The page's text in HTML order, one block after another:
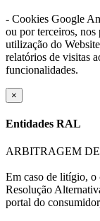
- Cookies Google
ou por terceiros, nos
utilização do
relatórios de visitas
funcionalidades.
×
Entidades RAL
ARBITRAGEM
Em caso de litígio, o
Resolução
portal do